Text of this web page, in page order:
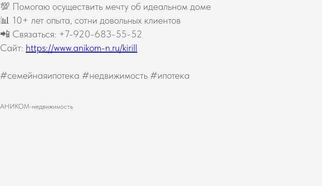
💯 Помогаю осуществить мечту об идеальном доме
📊 10+ лет опыта, сотни довольных клиентов
📲 Связаться: +7-920-683-55-52
Сайт: https://www.anikom-n.ru/kirill
#семейнаяипотека #недвижимость #ипотека
АНИКОМ-недвижимость